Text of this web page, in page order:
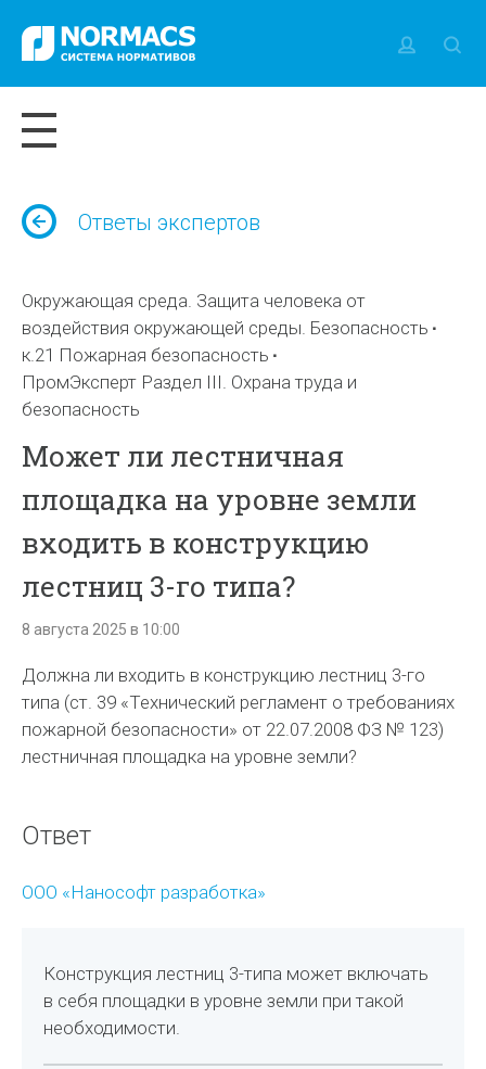
Ответы экспертов
Окружающая среда. Защита человека от
воздействия окружающей среды. Безопасность
к.21 Пожарная безопасность
ПромЭксперт Раздел III. Охрана труда и
безопасность
Может ли лестничная
площадка на уровне земли
входить в конструкцию
лестниц 3-го типа?
8 августа 2025 в 10:00
Должна ли входить в конструкцию лестниц 3-го
типа (ст. 39 «Технический регламент о требованиях
пожарной безопасности» от 22.07.2008 ФЗ № 123)
лестничная площадка на уровне земли?
Ответ
ООО «Нанософт разработка»
Конструкция лестниц 3-типа может включать
в себя площадки в уровне земли при такой
необходимости.